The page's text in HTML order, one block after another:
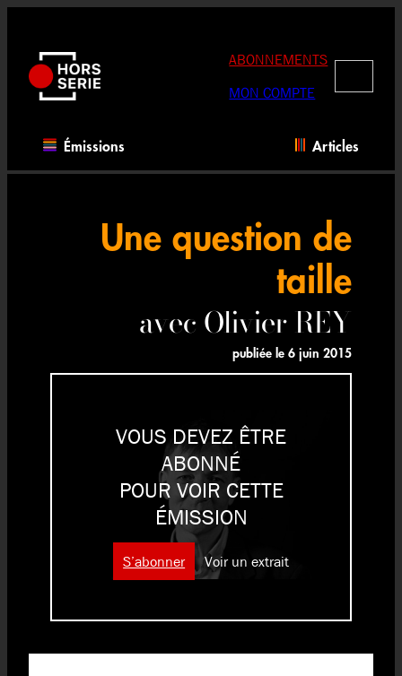
contenu
ABONNEMENTS
MON COMPTE
Émissions Articles
Une question de
taille
avec Olivier REY
publiée le 6 juin 2015
VOUS DEVEZ ÊTRE
ABONNÉ
POUR VOIR CETTE
ÉMISSION
S’abonner Voir un extrait